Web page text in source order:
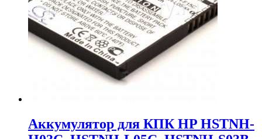
Аккумулятор для КПК HP HSTNH-